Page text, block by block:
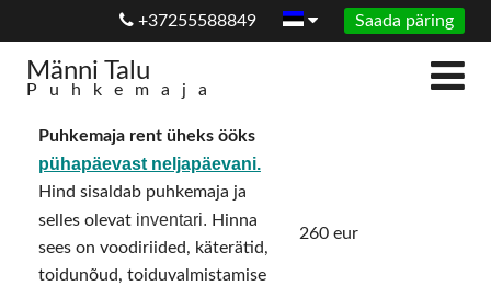
+37255588849 Saada päring
Männi Talu
Puhkemaja
Puhkemaja rent üheks ööks
pühapäevast neljapäevani.
Hind sisaldab puhkemaja ja
selles olevat inventari. Hinna
sees on voodiriided, käterätid,
toidunõud, toiduvalmistamise
260 eur